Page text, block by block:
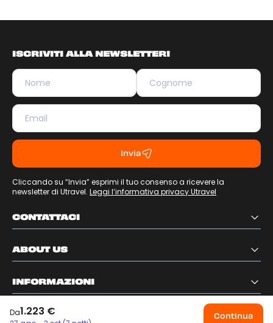
Da1.223 € Continua
ISCRIVITI ALLA NEWSLETTER!
Invia
Cliccando su “Invia” esprimi il tuo consenso a ricevere la
newsletter di Utravel. Leggi l’informativa privacy Utravel
CONTATTACI
ABOUT US
INFORMAZIONI
SEGUICI SUI NOSTRI SOCIAL